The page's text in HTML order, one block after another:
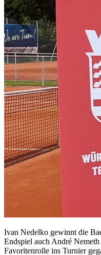
Ivan Nedelko gewinnt die
Endspiel auch André
Favoritenrolle ins Turnier